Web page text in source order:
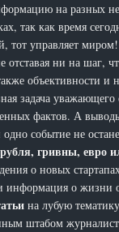
на разных не
так как время
тот управляет
отставая ни на шаг,
объективности и
задача уважающего
фактов. А
событие не
гривны, евро
о новых
информация о жизни
на лубую
штабом